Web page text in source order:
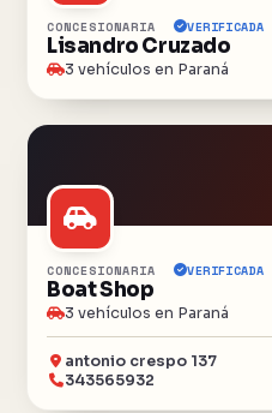
CONCESIONARIA VERIFICADA
Lisandro Cruzado
3 vehículos en Paraná
CONCESIONARIA VERIFICADA
Boat Shop
3 vehículos en Paraná
antonio crespo 137
343565932